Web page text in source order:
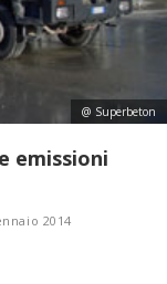
@ Superbeton
emissioni
2014